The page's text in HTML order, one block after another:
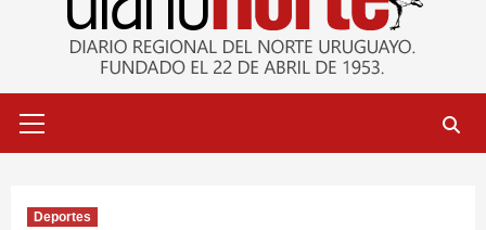
primario
Deportes